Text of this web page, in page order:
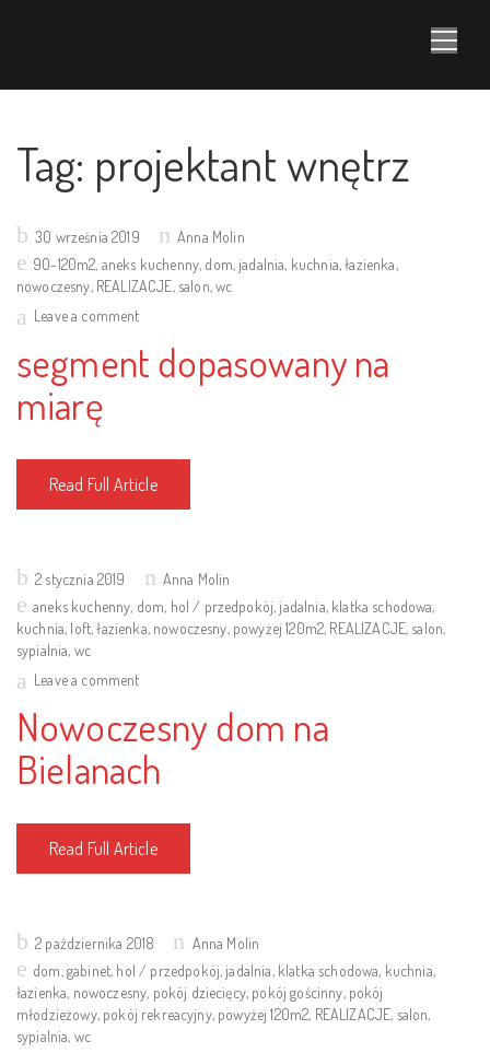
Tag: projektant wnętrz
Posted
on
30 września 2019
Anna Molin
90-120m2, aneks kuchenny, dom, jadalnia, kuchnia,łazienka,
nowoczesny, REALIZACJE, salon,wc
Leave a comment
segment dopasowany na
miarę
Read Full Article
Posted
on
2 stycznia 2019
Anna Molin
aneks kuchenny, dom, hol / przedpokój, jadalnia, klatka schodowa,
kuchnia, loft,łazienka, nowoczesny, powyżej 120m2, REALIZACJE, salon,
sypialnia, wc
Leave a comment
Nowoczesny dom na
Bielanach
Read Full Article
Posted
on
2 października 2018
Anna Molin
dom,gabinet, hol / przedpokój, jadalnia, klatka schodowa, kuchnia,
łazienka, nowoczesny, pokój dziecięcy, pokój gościnny, pokój
młodzieżowy, pokój rekreacyjny, powyżej 120m2, REALIZACJE, salon,
sypialnia, wc